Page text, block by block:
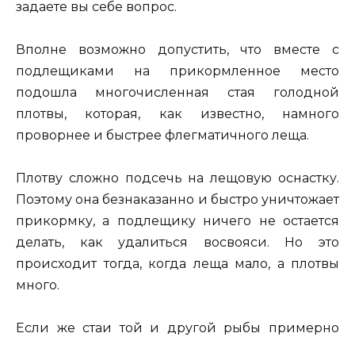
задаете вы себе вопрос.
Вполне возможно допустить, что вместе с
подлещиками на прикормленное место
подошла многочисленная стая голодной
плотвы, которая, как известно, намного
проворнее и быстрее флегматичного леща.
Плотву сложно подсечь на лещовую оснастку.
Поэтому она безнаказанно и быстро уничтожает
прикормку, а подлещику ничего не остается
делать, как удалиться восвояси. Но это
происходит тогда, когда леща мало, а плотвы
много.
Если же стаи той и другой рыбы примерно